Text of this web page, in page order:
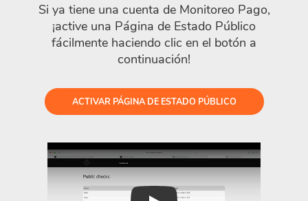
Si ya tiene una cuenta de Monitoreo Pago,
¡active una Página de Estado Público
fácilmente haciendo clic en el botón a
continuación!
ACTIVAR PÁGINA DE ESTADO PÚBLICO